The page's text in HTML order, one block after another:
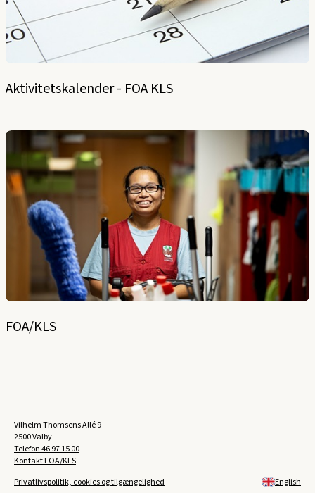
Aktivitetskalender - FOA KLS
FOA/KLS
Vilhelm Thomsens Allé 9
2500 Valby
Telefon46 97 15 00
Kontakt FOA/KLS
Privatlivspolitik, cookies og tilgængelighed
English